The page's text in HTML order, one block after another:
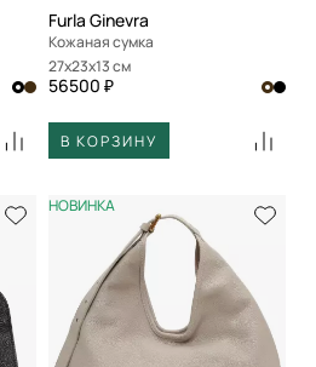
Furla Ginevra
Кожаная сумка
27x23x13 см
56500 ₽
В КОРЗИНУ
НОВИНКА